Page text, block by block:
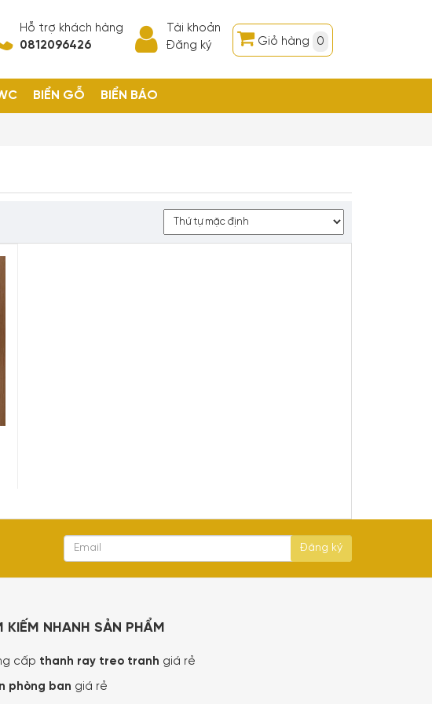
Hỗ trợ khách hàng
0812096426
Tài khoản
Đăng ký
Giỏ hàng 0
BIỂN GỖ BIỂN BÁO
KIẾM NHANH SẢN PHẨM
cấp thanh ray treo tranh giá rẻ
phòng ban giá rẻ